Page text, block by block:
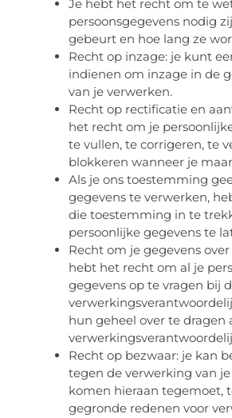
Je hebt het recht om te
persoonsgegevens nodig
gebeurt en hoe lang ze
Recht op inzage: je kunt
indienen om inzage in de
van je verwerken.
Recht op rectificatie en
het recht om je
te vullen, te corrigeren, te
blokkeren wanneer je
Als je ons toestemming
gegevens te verwerken,
die toestemming in te
persoonlijke gegevens te
Recht om je gegevens
hebt het recht om al je
gegevens op te vragen bij
hun geheel over te dragen
Recht op bezwaar: je kan
tegen de verwerking van
komen hieraan tegemoet,
gegronde redenen voor